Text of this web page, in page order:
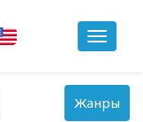
Toggle
Toggle
Жанры